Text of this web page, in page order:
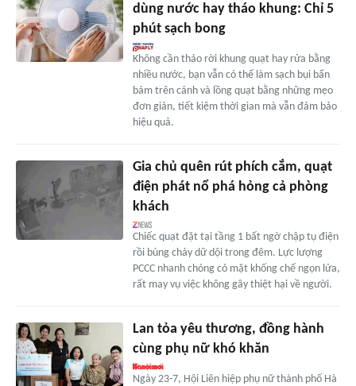
dùng nước hay tháo khung: Chỉ 5
phút sạch bong
Không cần tháo rời khung quạt hay rửa bằng
nhiều nước, bạn vẫn có thể làm sạch bụi bẩn
bám trên cánh và lồng quạt bằng những mẹo
đơn giản, tiết kiệm thời gian mà vẫn đảm bảo
hiệu quả.
Gia chủ quên rút phích cắm, quạt
điện phát nổ phá hỏng cả phòng
khách
Chiếc quạt đặt tại tầng 1 bất ngờ chập tụ điện
rồi bùng cháy dữ dội trong đêm. Lực lượng
PCCC nhanh chóng có mặt khống chế ngọn lửa,
rất may vụ việc không gây thiệt hại về người.
Lan tỏa yêu thương, đồng hành
cùng phụ nữ khó khăn
Ngày 23-7, Hội Liên hiệp phụ nữ thành phố Hà